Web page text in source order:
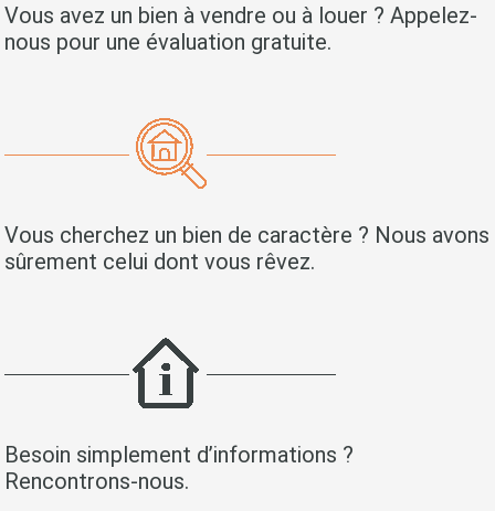
Vous avez un bien à vendre ou à louer ? Appelez-
nous pour une évaluation gratuite.
Vous cherchez un bien de caractère ? Nous avons
sûrement celui dont vous rêvez.
Besoin simplement d’informations ?
Rencontrons-nous.